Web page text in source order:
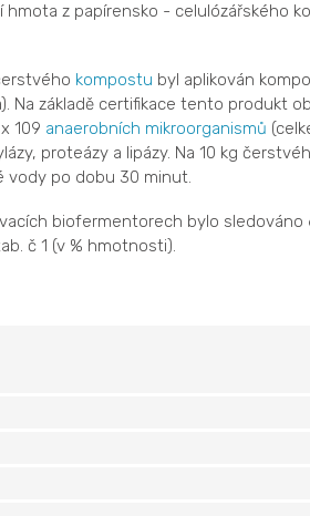
hmota z papírensko - celulózářského
kompostu byl aplikován
Na základě certifikace tento produkt
109 anaerobních mikroorganismů
proteázy a lipázy. Na 10 kg
vody po dobu 30 minut.
biofermentorech bylo
č 1 (v % hmotnosti).